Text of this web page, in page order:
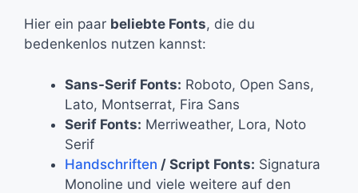
Hier ein paar beliebte Fonts, die du
bedenkenlos nutzen kannst:
Sans-Serif Fonts: Roboto, Open Sans,
Lato, Montserrat, Fira Sans
Serif Fonts: Merriweather, Lora, Noto
Serif
Handschriften / Script Fonts: Signatura
Monoline und viele weitere auf den